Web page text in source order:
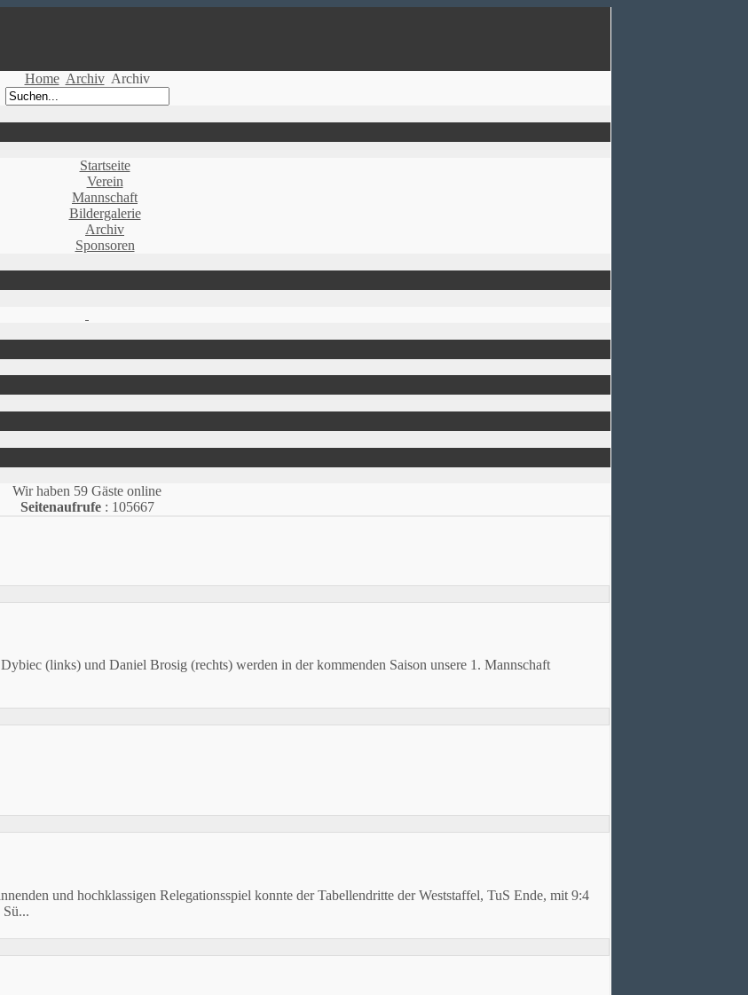
Home Archiv Archiv
Startseite
Verein
Mannschaft
Bildergalerie
Archiv
Sponsoren
Wir haben 59 Gäste online
Seitenaufrufe: 105667
(links) und Daniel Brosig (rechts) werden in der kommenden Saison unsere 1. Mannschaft
und hochklassigen Relegationsspiel konnte der Tabellendritte der Weststaffel, TuS Ende, mit 9:4